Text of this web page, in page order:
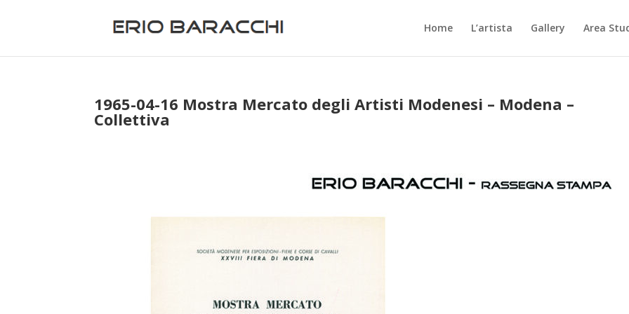
Home L’artista Gallery Area
1965-04-16 Mostra Mercato degli Artisti Modenesi – Modena –
Collettiva